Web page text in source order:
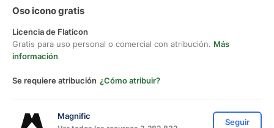
Oso icono gratis
Licencia de Flaticon
Gratis para uso personal o comercial con atribución. Más
información
Se requiere atribución ¿Cómo atribuir?
Magnific
Seguir